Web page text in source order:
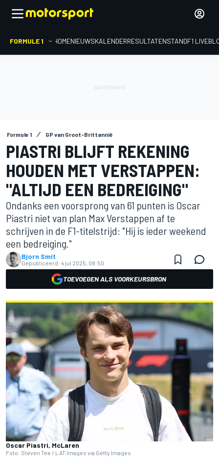
FORMULE 1 HOMENIEUWSKALENDERRESULTATENSTANDF1
Formule 1 GP van Groot-Brittannië
PIASTRI BLIJFT REKENING
HOUDEN MET VERSTAPPEN:
"ALTIJD EEN BEDREIGING"
Ondanks een voorsprong van 61 punten is Oscar
Piastri niet van plan Max Verstappen af te
schrijven in de F1-titelstrijd: "Hij is ieder weekend
een bedreiging."
Bjorn Smit
Gepubliceerd: 4 jul 2025, 08:50
TOEVOEGEN ALS VOORKEURSBRON
Oscar Piastri, McLaren
Foto: Steven Tee / LAT Images via Getty Images